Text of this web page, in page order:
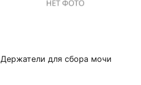
Держатели для сбора мочи